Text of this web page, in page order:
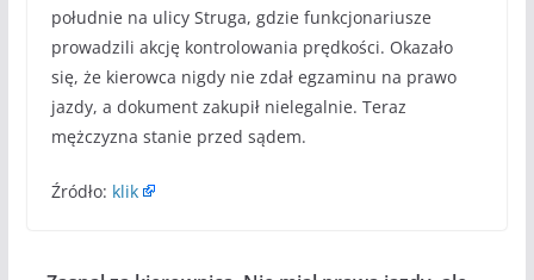
południe na ulicy Struga, gdzie funkcjonariusze
prowadzili akcję kontrolowania prędkości. Okazało
się, że kierowca nigdy nie zdał egzaminu na prawo
jazdy, a dokument zakupił nielegalnie. Teraz
mężczyzna stanie przed sądem.
Źródło: klik